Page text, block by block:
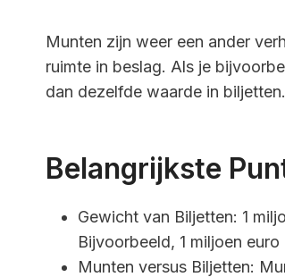
Munten zijn weer een ander
ruimte in beslag. Als je
dan dezelfde waarde in biljetten.
Belangrijkste
Gewicht van Biljetten: 1
Bijvoorbeeld, 1 miljoen
Munten versus Biljetten: